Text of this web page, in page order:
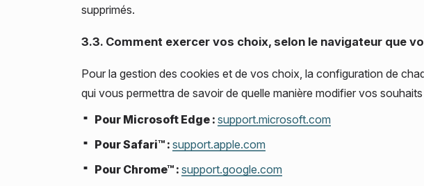
supprimés.
3.3. Comment exercer vos choix, selon le navigateur que
Pour la gestion des cookies et de vos choix, la configuration de
qui vous permettra de savoir de quelle manière modifier vos
Pour Microsoft Edge :support.microsoft.com
Pour Safari™ :support.apple.com
Pour Chrome™ :support.google.com